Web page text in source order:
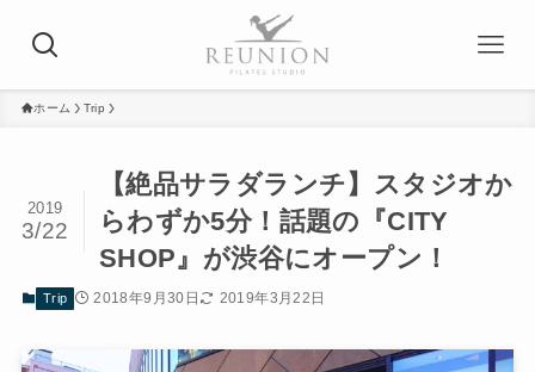
ホーム Trip
【絶品サラダランチ】スタジオか
らわずか5分！話題の『CITY
SHOP』が渋谷にオープン！
2019
3/22
Trip 2018年9月30日 2019年3月22日